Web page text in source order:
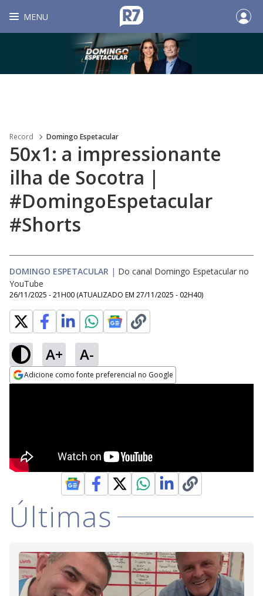
MENU
Record Domingo Espetacular
50x1: a impressionante
ilha de Socotra |
#DomingoEspetacular
#Shorts
DOMINGO ESPETACULAR | Do canal Domingo Espetacular no
YouTube
26/11/2025 - 21H00 (ATUALIZADO EM 27/11/2025 - 02H40)
A+ A-
Adicione como fonte preferencial no Google
Últimas